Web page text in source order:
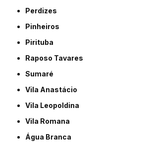
Perdizes
Pinheiros
Pirituba
Raposo Tavares
Sumaré
Vila Anastácio
Vila Leopoldina
Vila Romana
Água Branca